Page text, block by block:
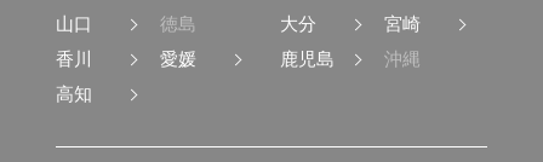
山口
徳島
香川
愛媛
高知
大分
宮崎
鹿児島
沖縄